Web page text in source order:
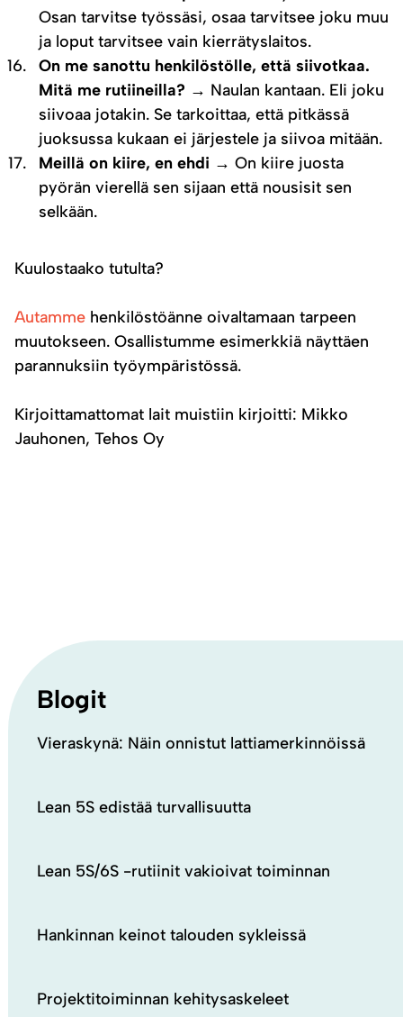
Osan tarvitse työssäsi, osaa tarvitsee joku muu
ja loput tarvitsee vain kierrätyslaitos.
On me sanottu henkilöstölle, että siivotkaa.
Mitä me rutiineilla? → Naulan kantaan. Eli joku
siivoaa jotakin. Se tarkoittaa, että pitkässä
juoksussa kukaan ei järjestele ja siivoa mitään.
Meillä on kiire, en ehdi → On kiire juosta
pyörän vierellä sen sijaan että nousisit sen
selkään.
Kuulostaako tutulta?
Autamme henkilöstöänne oivaltamaan tarpeen
muutokseen. Osallistumme esimerkkiä näyttäen
parannuksiin työympäristössä.
Kirjoittamattomat lait muistiin kirjoitti: Mikko
Jauhonen, Tehos Oy
Blogit
Vieraskynä: Näin onnistut lattiamerkinnöissä
Lean 5S edistää turvallisuutta
Lean 5S/6S -rutiinit vakioivat toiminnan
Hankinnan keinot talouden sykleissä
Projektitoiminnan kehitysaskeleet